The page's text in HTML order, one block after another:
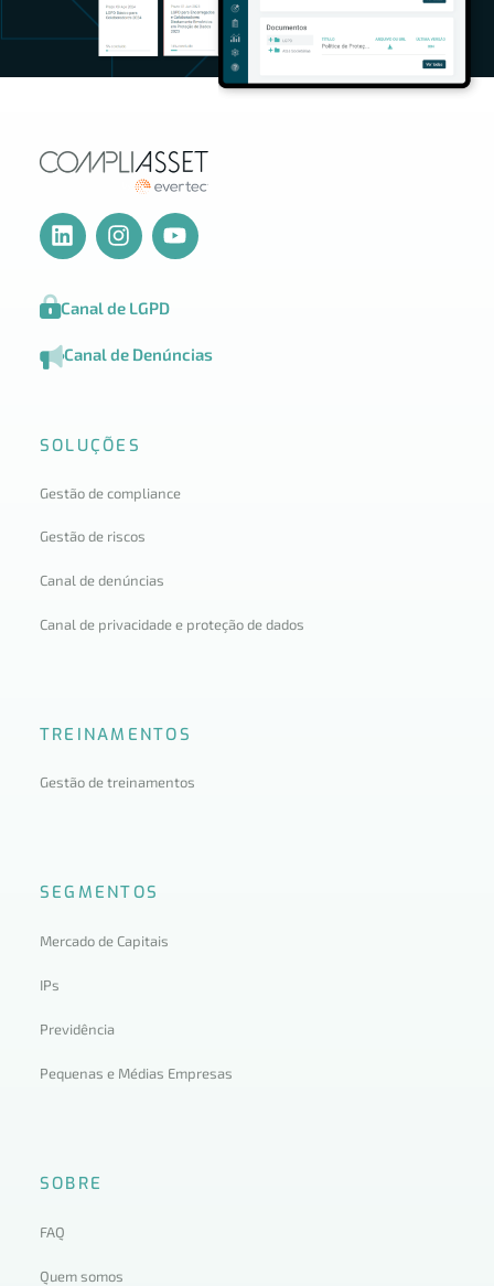
Canal de LGPD
Canal de Denúncias
SOLUÇÕES
Gestão de compliance
Gestão de riscos
Canal de denúncias
Canal de privacidade e proteção de dados
TREINAMENTOS
Gestão de treinamentos
SEGMENTOS
Mercado de Capitais
IPs
Previdência
Pequenas e Médias Empresas
SOBRE
FAQ
Quem somos